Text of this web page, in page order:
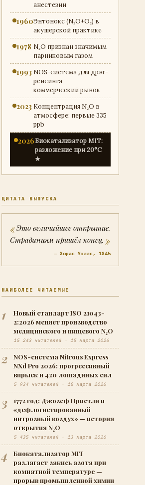
анестезии
1960Энтонокс (N₂O+O₂) в
акушерской практике
1978 N₂O признан значимым
парниковым газом
1993 NOS-система для дрэг-
рейсинга —
коммерческий рынок
2023 Концентрация N₂O в
атмосфере: первые 335
ppb
2026Биокатализатор MIT:
разложение при 20°C
★
ЦИТАТА ВЫПУСКА
Это величайшее открытие.
Страданиям пришёл конец.
— Хорас Уэллс, 1845
НАИБОЛЕЕ ЧИТАЕМЫЕ
1
Новый стандарт ISO 21043-
2:2026 меняет производство
медицинского и пищевого N₂O
15 243 читателей · 15 марта 2026
2
NOS-система Nitrous Express
NXd Pro 2026: прогрессивный
впрыск и 420 лошадиных сил
5 934 читателей · 18 марта 2026
3
1772 год: Джозеф Пристли и
«дефлогистированный
нитрозный воздух» — история
открытия N₂O
5 435 читателей · 13 марта 2026
4
Биокатализатор MIT
разлагает закись азота при
комнатной температуре —
прорыв промышленной химии